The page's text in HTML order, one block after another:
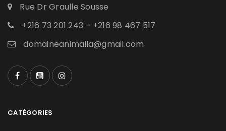
Rue Dr Graulle Sousse
+216 73 201 243 – +216 98 467 517
domaineanimalia@gmail.com
CATÉGORIES